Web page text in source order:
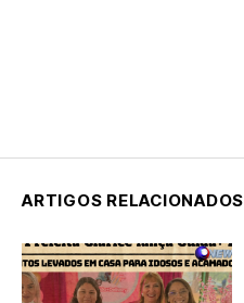
ARTIGOS RELACIONADOS